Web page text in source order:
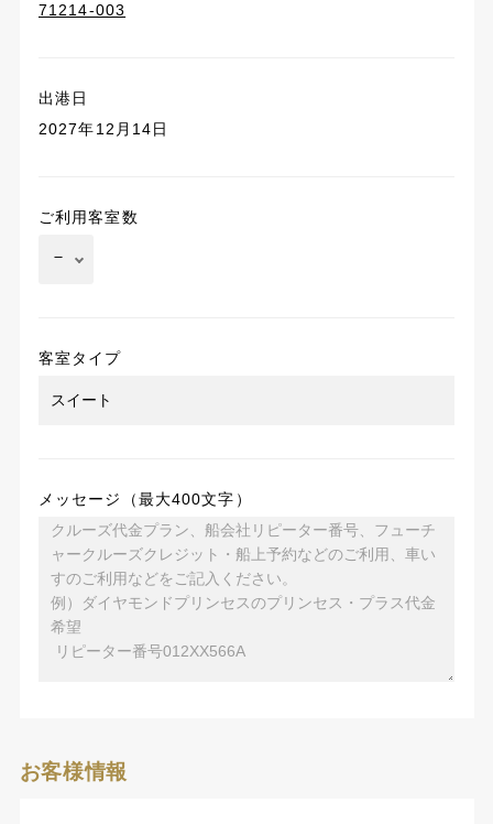
71214-003
出港日
2027年12月14日
ご利用客室数
客室タイプ
メッセージ（最大400文字）
お客様情報